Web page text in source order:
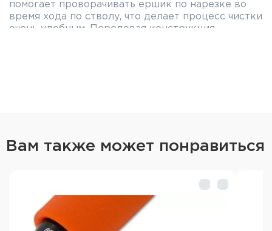
помогает проворачивать ершик по нарезке во
время хода по стволу, что делает процесс чистки
очень удобным. Передовая конструкция
Резьба "мама" 8/32
Вам также может понравиться